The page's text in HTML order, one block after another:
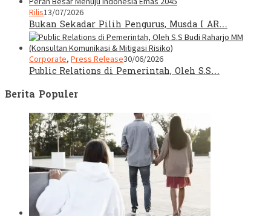
Rilis13/07/2026
Bukan Sekadar Pilih Pengurus, Musda I AR…
Corporate, Press Release30/06/2026
Public Relations di Pemerintah, Oleh S.S…
Berita Populer